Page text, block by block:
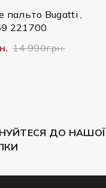
Чоловіча
25554/290 7600
2 307грн.
ДО НАШОЇ